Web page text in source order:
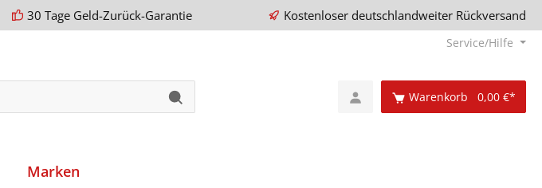
30 Tage Geld-Zurück-Garantie Kostenloser deutschlandweiter Rückversand
Service/Hilfe
Warenkorb 0,00 €*
Marken